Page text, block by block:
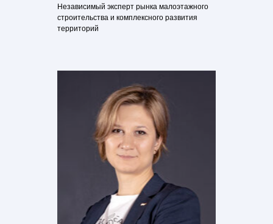
Независимый эксперт рынка малоэтажного
строительства и комплексного развития
территорий